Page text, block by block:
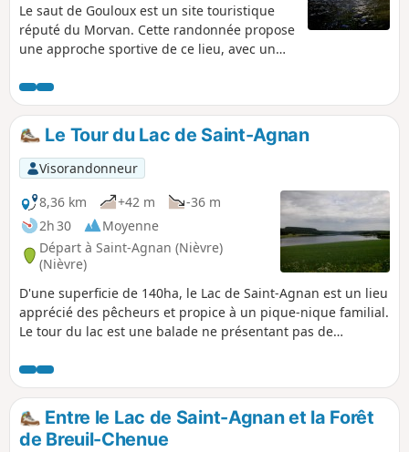
Le saut de Gouloux est un site touristique
réputé du Morvan. Cette randonnée propose
une approche sportive de ce lieu, avec un
comportant quelques dénivelés.
Le Tour du Lac de Saint-Agnan
Visorandonneur
8,36 km
+42 m
-36 m
2h 30
Moyenne
Départ à Saint-Agnan (Nièvre)
(Nièvre)
D'une superficie de 140ha, le Lac de Saint-Agnan est un lieu
apprécié des pêcheurs et propice à un pique-nique familial.
Le tour du lac est une balade ne présentant pas de
vue sur ce plan d'eau. Il permet en outre de découvrir une
tourbière grâce à un sentier aménagé.
Entre le Lac de Saint-Agnan et la Forêt
de Breuil-Chenue